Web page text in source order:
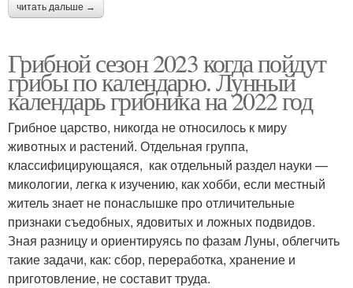
читать дальше →
Грибной сезон 2023 когда пойдут
грибы по календарю. Лунный
календарь грибника на 2022 год
Грибное царство, никогда не относилось к миру
животных и растений. Отдельная группа,
классифицирующаяся, как отдельный раздел науки —
микологии, легка к изучению, как хобби, если местный
житель знает не понаслышке про отличительные
признаки съедобных, ядовитых и ложных подвидов.
Зная разницу и ориентируясь по фазам Луны, облегчить
такие задачи, как: сбор, переработка, хранение и
приготовление, не составит труда.